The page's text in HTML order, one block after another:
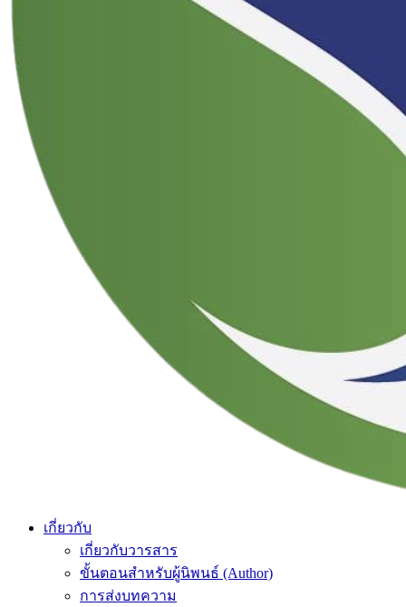
เกี่ยวกับ
เกี่ยวกับวารสาร
ขั้นตอนสำหรับผู้นิพนธ์ (Author)
การส่งบทความ